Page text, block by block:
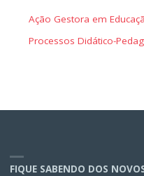
Ação Gestora em
Processos Didático-
FIQUE SABENDO DOS